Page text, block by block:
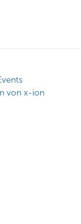
von x-ion